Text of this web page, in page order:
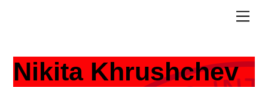
Nikita Khrushchev